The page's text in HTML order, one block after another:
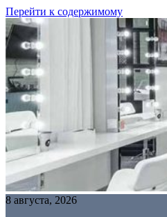
Перейти к содержимому
8 августа, 2026